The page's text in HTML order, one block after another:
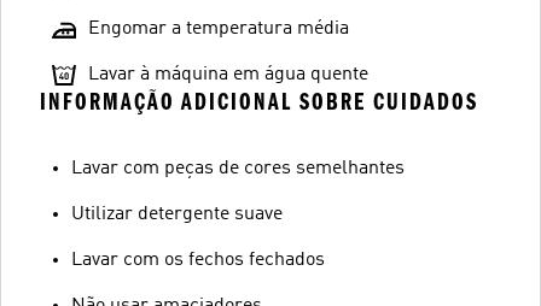
Engomar a temperatura média
Lavar à máquina em água quente
INFORMAÇÃO ADICIONAL SOBRE CUIDADOS
Lavar com peças de cores semelhantes
Utilizar detergente suave
Lavar com os fechos fechados